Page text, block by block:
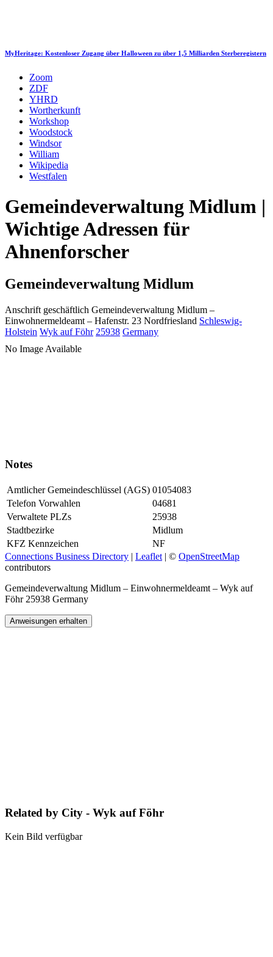
MyHeritage: Kostenloser Zugang über Halloween zu über 1,5 Milliarden Sterberegistern
Zoom
ZDF
YHRD
Wortherkunft
Workshop
Woodstock
Windsor
William
Wikipedia
Westfalen
Gemeindeverwaltung Midlum |
Wichtige Adressen für
Ahnenforscher
Gemeindeverwaltung Midlum
Anschrift geschäftlich Gemeindeverwaltung Midlum –
Einwohnermeldeamt – Hafenstr. 23 Nordfriesland Schleswig-
Holstein Wyk auf Föhr 25938 Germany
No Image Available
Notes
Amtlicher Gemeindeschlüssel (AGS) 01054083
Telefon Vorwahlen
04681
Verwaltete PLZs
25938
Stadtbezirke
Midlum
KFZ Kennzeichen
NF
Connections Business Directory | Leaflet | © OpenStreetMap
contributors
Gemeindeverwaltung Midlum – Einwohnermeldeamt – Wyk auf
Föhr 25938 Germany
Anweisungen erhalten
Related by City - Wyk auf Föhr
Kein Bild verfügbar